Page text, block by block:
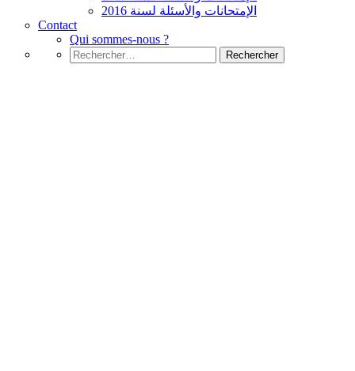
الإمتحانات والأسئلة لسنة 2016
Contact
Qui sommes-nous ?
Rechercher :